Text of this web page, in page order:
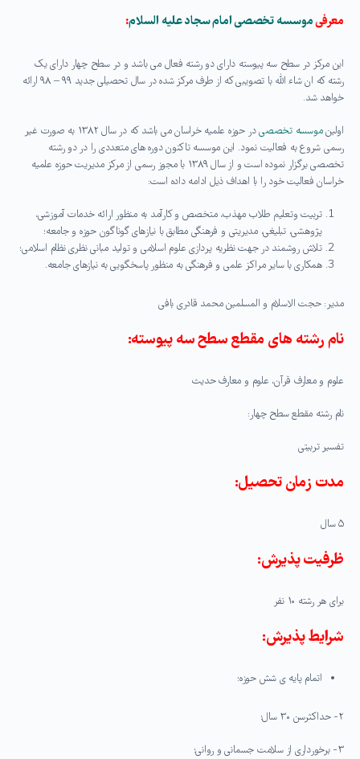
معرفیموسسه تخصصی امام سجاد علیه السلام:
این مرکز در سطح سه پیوسته دارای دو رشته فعال می باشد و در سطح چهار دارای یک
رشته که ان شاء الله با تصویبی که از طرف مرکز شده در سال تحصیلی جدید ۹۹ – ۹۸ ارائه
خواهد شد.
اولینموسسه تخصصی
در حوزه علمیه خراسان می باشد که در سال ۱۳۸۲ به صورت غیر
رسمی شروع به فعالیت نمود. این موسسه تاکنون دوره های متعددی را در دو رشته
تخصصی برگزار نموده است و از سال ۱۳۸۹ با مجوز رسمی از مرکز مدیریت حوزه علمیه
خراسان فعالیت خود را با اهداف ذیل ادامه داده است:
تربیت وتعلیم طلاب مهذب، متخصص و کارآمد به منظور ارائه خدمات آموزشی،
پژوهشی، تبلیغی، مدیریتی و فرهنگی مطابق با نیازهای گوناگون حوزه و جامعه؛
تلاش روشمند در جهت نظریه پردازی علوم اسلامی و تولید مبانی نظری نظام اسلامی؛
همکاری با سایر مراکز علمی و فرهنگی به منظور پاسخگویی به نیازهای جامعه.
مدیر: حجت الاسلام و المسلمین محمد قادری بافی
نام رشته های مقطع سطح سه پیوسته:
علوم و معارف قرآن، علوم و معارف حدیث
نام رشته مقطع سطح چهار:
تفسیر تربیتی
مدت زمان تحصیل:
۵ سال
ظرفیت پذیرش:
برای هر رشته ۱۰ نفر
شرایط پذیرش:
اتمام پایه ی شش حوزه؛
۲- حداکثرسن ۳۰ سال؛
۳- برخورداری از سلامت جسمانی و روانی؛